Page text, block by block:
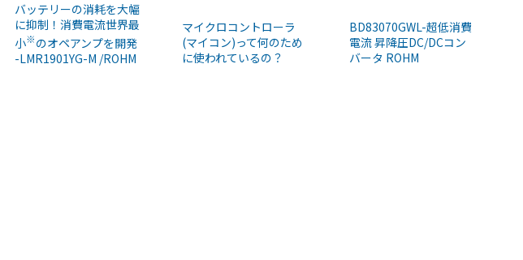
バッテリーの消耗を大幅
に抑制！消費電流世界最
小※のオペアンプを開発
-LMR1901YG-M /ROHM
マイクロコントローラ
(マイコン)って何のため
に使われているの？
BD83070GWL-超低消費
電流 昇降圧DC/DCコン
バータ ROHM